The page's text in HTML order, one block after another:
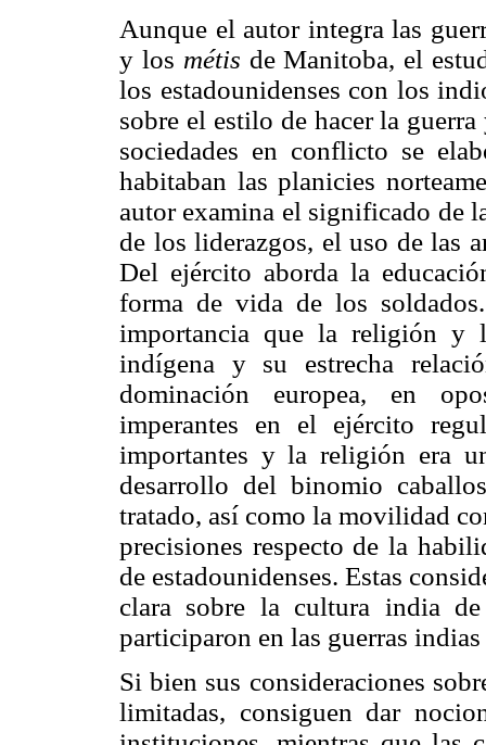
Aunque el autor integra las
y los métis de Manitoba, el
los estadounidenses con los
sobre el estilo de hacer la
sociedades en conflicto se
habitaban las planicies
autor examina el significado de
de los liderazgos, el uso de las
Del ejército aborda la
forma de vida de los
importancia que la religión y
indígena y su estrecha
dominación europea, en
imperantes en el ejército
importantes y la religión era
desarrollo del binomio
tratado, así como la movilidad
precisiones respecto de la
de estadounidenses. Estas
clara sobre la cultura india
participaron en las guerras
Si bien sus consideraciones
limitadas, consiguen dar